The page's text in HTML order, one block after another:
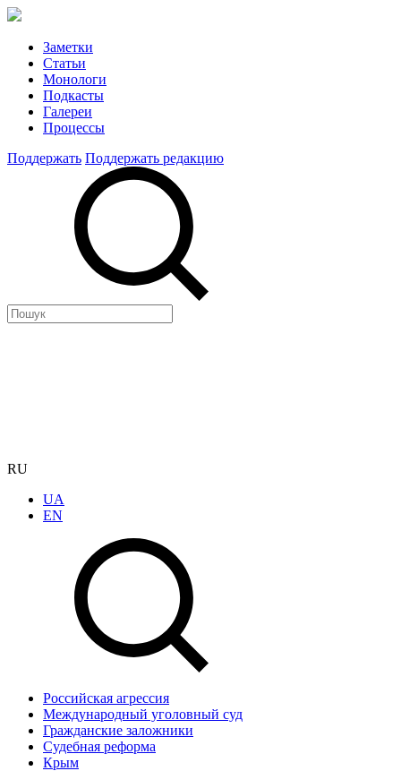
Заметки
Статьи
Монологи
Подкасты
Галереи
Процессы
Поддержать Поддержать редакцию
RU
UA
EN
Российская агрессия
Международный уголовный суд
Гражданские заложники
Судебная реформа
Крым